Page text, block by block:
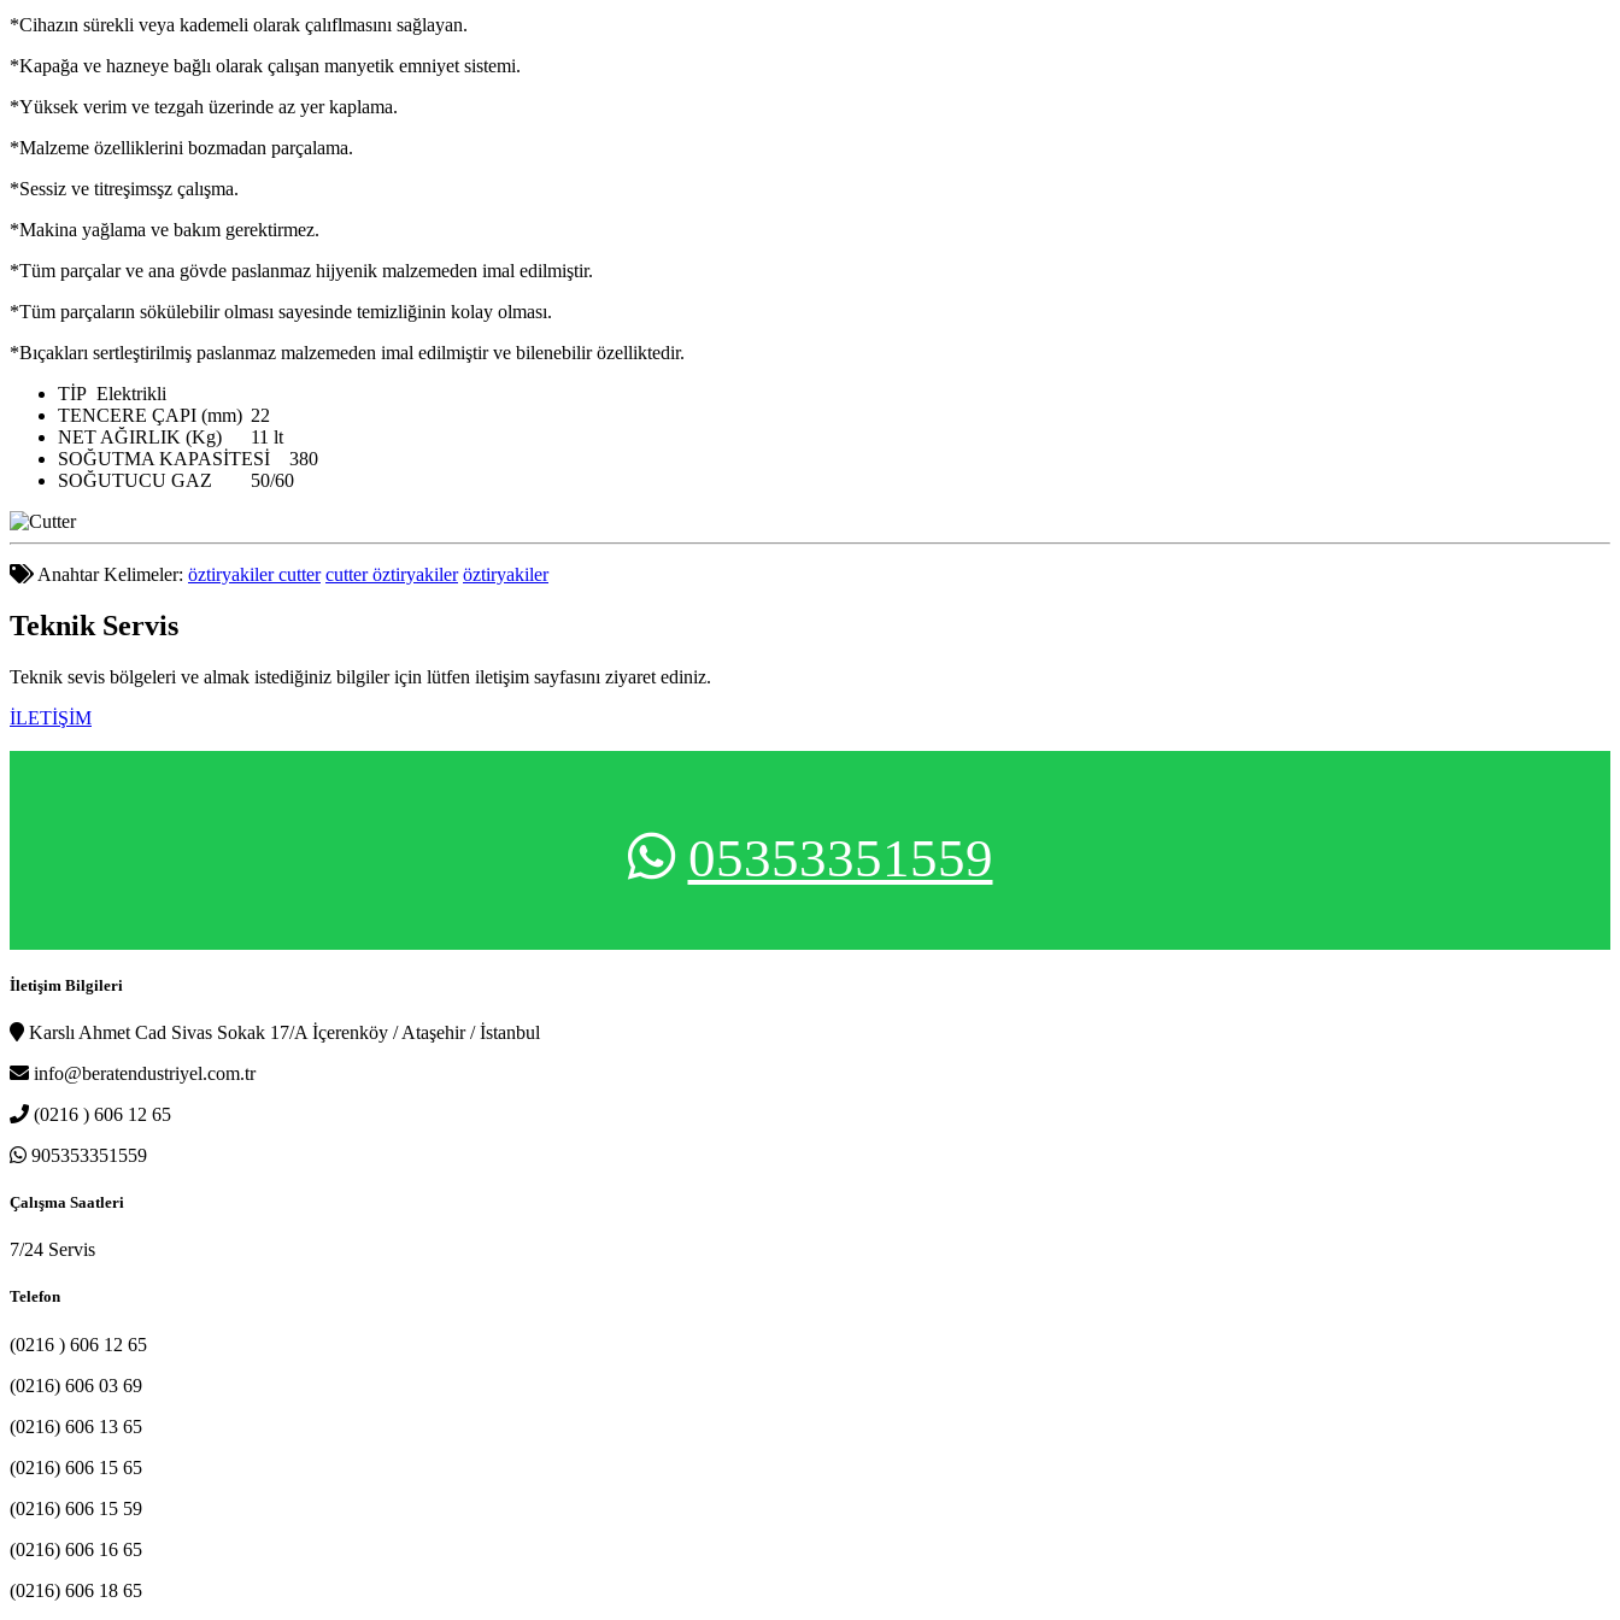
*Cihazın sürekli veya kademeli olarak çalıflmasını sağlayan.
*Kapağa ve hazneye bağlı olarak çalışan manyetik emniyet sistemi.
*Yüksek verim ve tezgah üzerinde az yer kaplama.
*Malzeme özelliklerini bozmadan parçalama.
*Sessiz ve titreşimsşz çalışma.
*Makina yağlama ve bakım gerektirmez.
*Tüm parçalar ve ana gövde paslanmaz hijyenik malzemeden imal edilmiştir.
*Tüm parçaların sökülebilir olması sayesinde temizliğinin kolay olması.
*Bıçakları sertleştirilmiş paslanmaz malzemeden imal edilmiştir ve bilenebilir özelliktedir.
TİP Elektrikli
TENCERE ÇAPI (mm) 22
NET AĞIRLIK (Kg)
11 lt
SOĞUTMA KAPASİTESİ
380
SOĞUTUCU GAZ
50/60
Anahtar Kelimeler: öztiryakiler cutter cutter öztiryakiler öztiryakiler
Teknik Servis
Teknik sevis bölgeleri ve almak istediğiniz bilgiler için lütfen iletişim sayfasını ziyaret ediniz.
İLETİŞİM
05353351559
İletişim Bilgileri
Karslı Ahmet Cad Sivas Sokak 17/A İçerenköy / Ataşehir / İstanbul
info@beratendustriyel.com.tr
(0216 ) 606 12 65
905353351559
Çalışma Saatleri
7/24 Servis
Telefon
(0216 ) 606 12 65
(0216) 606 03 69
(0216) 606 13 65
(0216) 606 15 65
(0216) 606 15 59
(0216) 606 16 65
(0216) 606 18 65